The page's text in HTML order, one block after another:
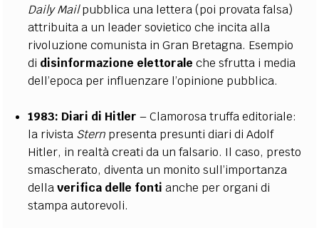
Daily Mailpubblica una lettera (poi provata falsa)
attribuita a un leader sovietico che incita alla
rivoluzione comunista in Gran Bretagna. Esempio
di disinformazione elettorale che sfrutta i media
dell’epoca per influenzare l’opinione pubblica.
1983: Diari di Hitler – Clamorosa truffa editoriale:
la rivista Stern presenta presunti diari di Adolf
Hitler, in realtà creati da un falsario. Il caso, presto
smascherato, diventa un monito sull’importanza
dellaverifica delle fonti anche per organi di
stampa autorevoli​.